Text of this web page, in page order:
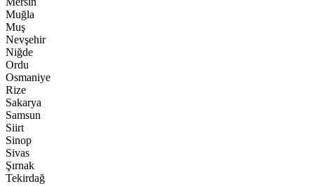
Muğla
Muş
Nevşehir
Niğde
Ordu
Osmaniye
Rize
Sakarya
Samsun
Siirt
Sinop
Sivas
Şırnak
Tekirdağ